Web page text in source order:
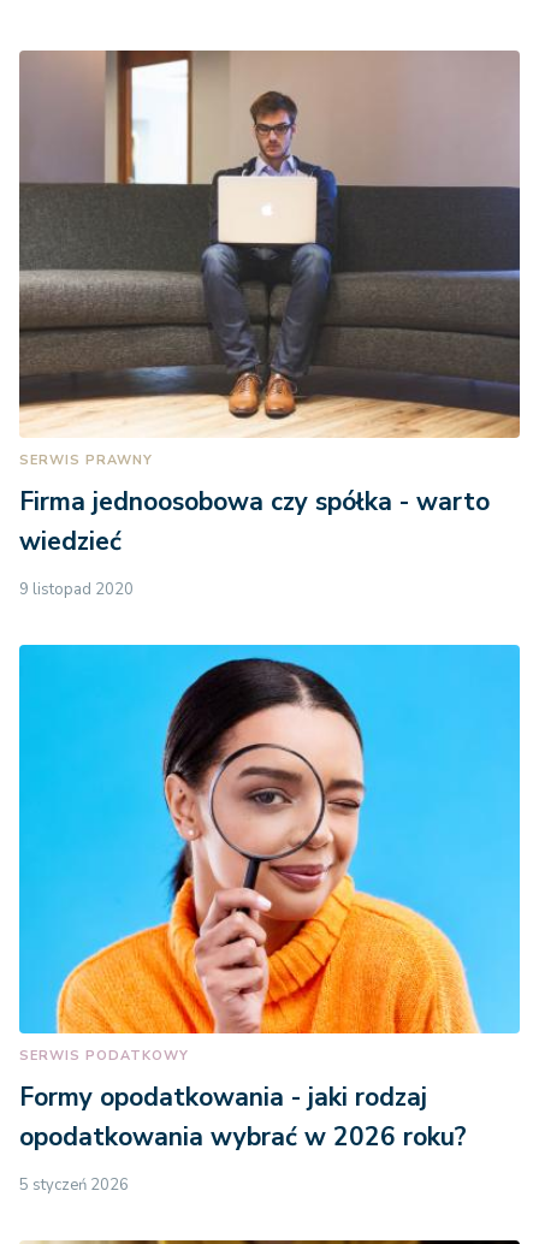
SERWIS PRAWNY
Firma jednoosobowa czy spółka - warto
wiedzieć
9 listopad 2020
SERWIS PODATKOWY
Formy opodatkowania - jaki rodzaj
opodatkowania wybrać w 2026 roku?
5 styczeń 2026